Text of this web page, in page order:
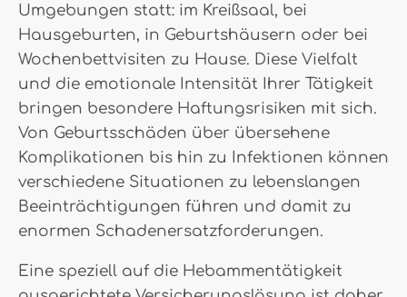
Umgebungen statt: im Kreißsaal, bei
Hausgeburten, in Geburtshäusern oder bei
Wochenbettvisiten zu Hause. Diese Vielfalt
und die emotionale Intensität Ihrer Tätigkeit
bringen besondere Haftungsrisiken mit sich.
Von Geburtsschäden über übersehene
Komplikationen bis hin zu Infektionen können
verschiedene Situationen zu lebenslangen
Beeinträchtigungen führen und damit zu
enormen Schadenersatzforderungen.
Eine speziell auf die Hebammentätigkeit